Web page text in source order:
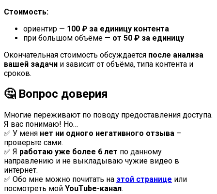
Стоимость:
ориентир — 100 ₽ за единицу контента
при большом объёме — от 50 ₽ за единицу
Окончательная стоимость обсуждается после анализа
вашей задачи и зависит от объёма, типа контента и
сроков.
🤔 Вопрос доверия
Многие переживают по поводу предоставления доступа.
Я вас понимаю! Но…
✅ У меня нет ни одного негативного отзыва –
проверьте сами.
✅ Я работаю уже более 6 лет по данному
направлению и не выкладываю чужие видео в
интернет.
✅ Обо мне можно почитать на этой странице или
посмотреть мой YouTube-канал.